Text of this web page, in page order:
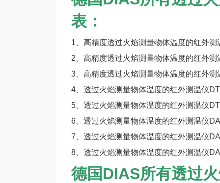
表：
1、 高精度透过火焰测量物体温度的红外
2、 高精度透过火焰测量物体温度的红外
3、 高精度透过火焰测量物体温度的红外
4、 透过火焰测量物体温度的红外测温仪
5、 透过火焰测量物体温度的红外测温仪
6、 透过火焰测量物体温度的红外测温仪
7、 透过火焰测量物体温度的红外测温仪
8、 透过火焰测量物体温度的红外测温仪
德国DIAS所有透过